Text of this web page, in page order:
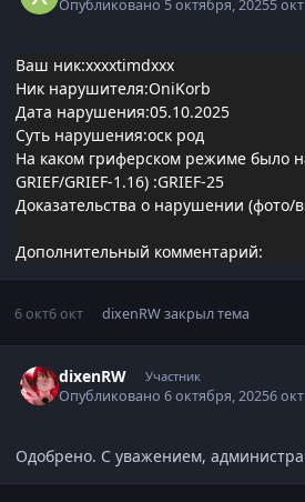
Опубликовано 5 октября, 20255 окт
Ваш ник:xxxxtimdxxx
Ник нарушителя:OniKorb
Дата нарушения:05.10.2025
Суть нарушения:оск род
На каком гриферском режиме было
GRIEF/GRIEF-1.16) :GRIEF-25
Доказательства о нарушении (фото/
Дополнительный комментарий:
6 окт6 окт dixenRWзакрыл тема
dixenRW Участник
Опубликовано6 октября, 20256 окт
Одобрено. С уважением,